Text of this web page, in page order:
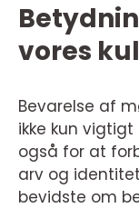
vores
Bevarelse af
ikke kun
også for at
arv og
bevidste om